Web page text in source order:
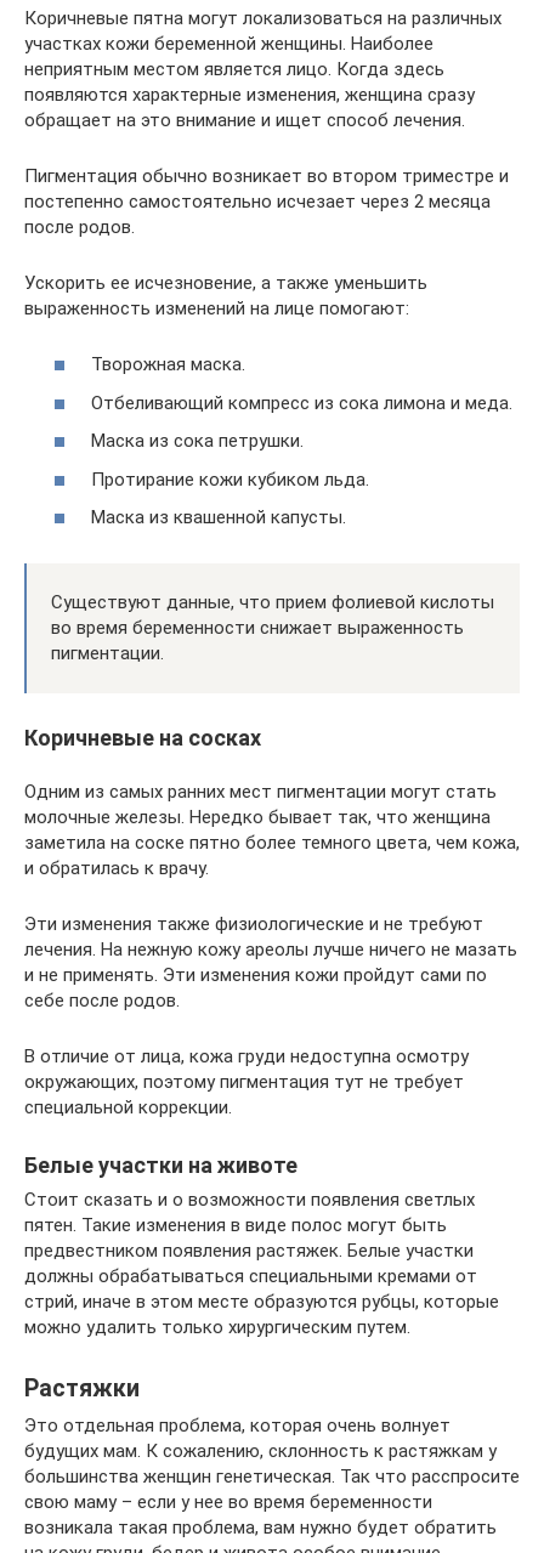
Коричневые пятна могут локализоваться на различных
участках кожи беременной женщины. Наиболее
неприятным местом является лицо. Когда здесь
появляются характерные изменения, женщина сразу
обращает на это внимание и ищет способ лечения.
Пигментация обычно возникает во втором триместре и
постепенно самостоятельно исчезает через 2 месяца
после родов.
Ускорить ее исчезновение, а также уменьшить
выраженность изменений на лице помогают:
Творожная маска.
Отбеливающий компресс из сока лимона и меда.
Маска из сока петрушки.
Протирание кожи кубиком льда.
Маска из квашенной капусты.
Существуют данные, что прием фолиевой кислоты
во время беременности снижает выраженность
пигментации.
Коричневые на сосках
Одним из самых ранних мест пигментации могут стать
молочные железы. Нередко бывает так, что женщина
заметила на соске пятно более темного цвета, чем кожа,
и обратилась к врачу.
Эти изменения также физиологические и не требуют
лечения. На нежную кожу ареолы лучше ничего не мазать
и не применять. Эти изменения кожи пройдут сами по
себе после родов.
В отличие от лица, кожа груди недоступна осмотру
окружающих, поэтому пигментация тут не требует
специальной коррекции.
Белые участки на животе
Стоит сказать и о возможности появления светлых
пятен. Такие изменения в виде полос могут быть
предвестником появления растяжек. Белые участки
должны обрабатываться специальными кремами от
стрий, иначе в этом месте образуются рубцы, которые
можно удалить только хирургическим путем.
Растяжки
Это отдельная проблема, которая очень волнует
будущих мам. К сожалению, склонность к растяжкам у
большинства женщин генетическая. Так что расспросите
свою маму – если у нее во время беременности
возникала такая проблема, вам нужно будет обратить